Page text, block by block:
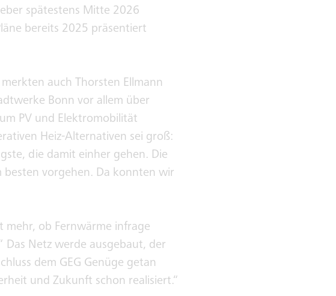
spätestens Mitte 2026
bereits 2025 präsentiert
auch Thorsten Ellmann
Bonn vor allem über
PV und Elektromobilität
Heiz-Alternativen sei groß:
die damit einher gehen. Die
besten vorgehen. Da konnten wir
mehr, ob Fernwärme infrage
Netz werde ausgebaut, der
dem GEG Genüge getan
und Zukunft schon realisiert.“